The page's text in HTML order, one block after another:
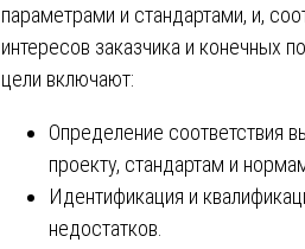
параметрами и стандартами, и,
интересов заказчика и конечных
цели включают:
Определение соответствия
проекту, стандартам и
Идентификация и
недостатков.